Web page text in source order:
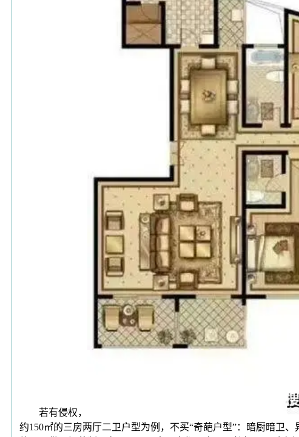
若有侵权，
约150㎡的三房两厅二卫户型为例，不买“奇葩户型”：暗厨暗卫